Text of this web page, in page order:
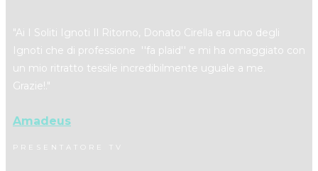
"​Ai I Soliti Ignoti Il Ritorno, Donato Cirella era uno degli
Ignoti che di professione ''fa plaid'' e mi ha omaggiato con
un mio ritratto tessile incredibilmente uguale a me.
Grazie!."
Amadeus
PRESENTATORE TV